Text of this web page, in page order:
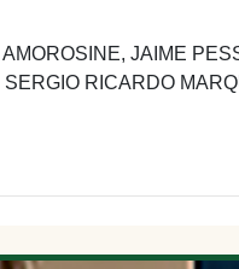
JAIME
RICARDO